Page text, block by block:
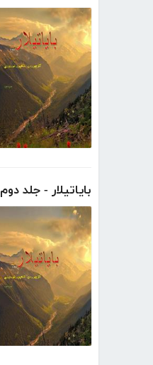
بایاتیلار - جلد دوم